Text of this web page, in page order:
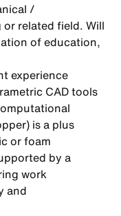
/
related field. Will
of education,
experience
CAD tools
is a plus
or foam
by a
work
and